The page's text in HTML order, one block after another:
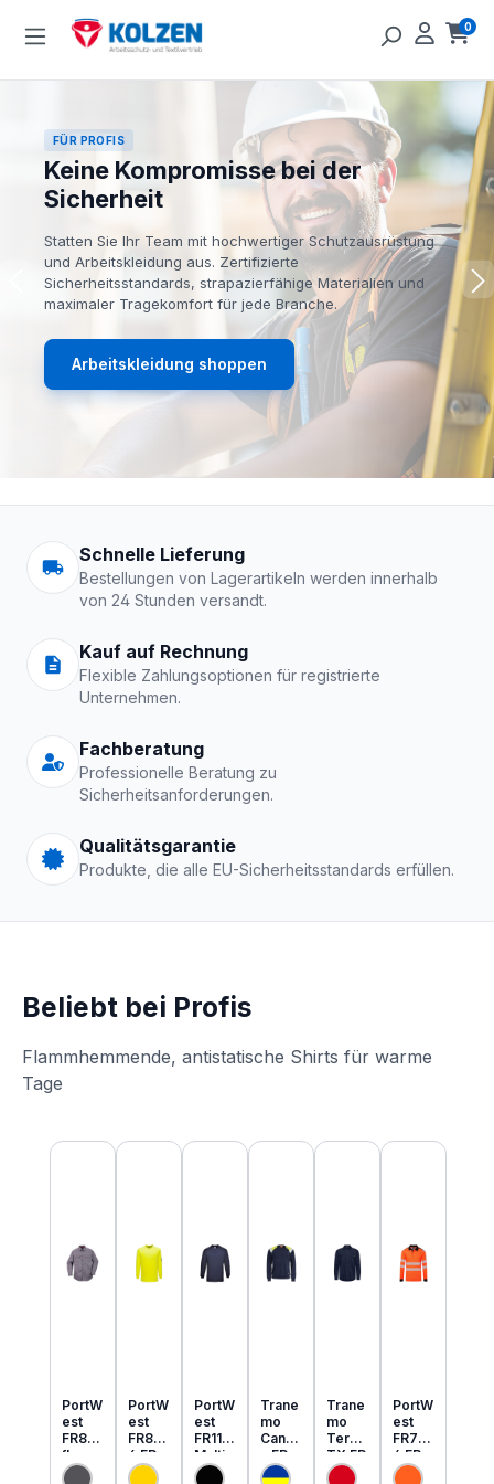
Zum Hauptinhalt springen 0
FÜR PROFIS
Keine Kompromisse bei der
Sicherheit
Statten Sie Ihr Team mit hochwertiger Schutzausrüstung
und Arbeitskleidung aus. Zertifizierte
Sicherheitsstandards, strapazierfähige Materialien und
maximaler Tragekomfort für jede Branche.
Arbeitskleidung shoppen
Arbeitskleidung |
Schnelle Lieferung
Bestellungen von Lagerartikeln werden innerhalb
von 24 Stunden versandt.
Kauf auf Rechnung
Flexible Zahlungsoptionen für registrierte
Unternehmen.
Fachberatung
Professionelle Beratung zu
Sicherheitsanforderungen.
Qualitätsgarantie
Produkte, die alle EU-Sicherheitsstandards erfüllen.
Beliebt bei Profis
Flammhemmende, antistatische Shirts für warme
Tage
Produktgalerie überspringen
PortW
est
FR89
flamm
hemm
PortW
est
FR80
6 FR
MultiN
PortW
est
FR11
Multi
Norm
Trane
mo
Cante
x FR
MultiN
Trane
mo
Tera
TX FR
leicht
PortW
est
FR73
4 FR
MultiN